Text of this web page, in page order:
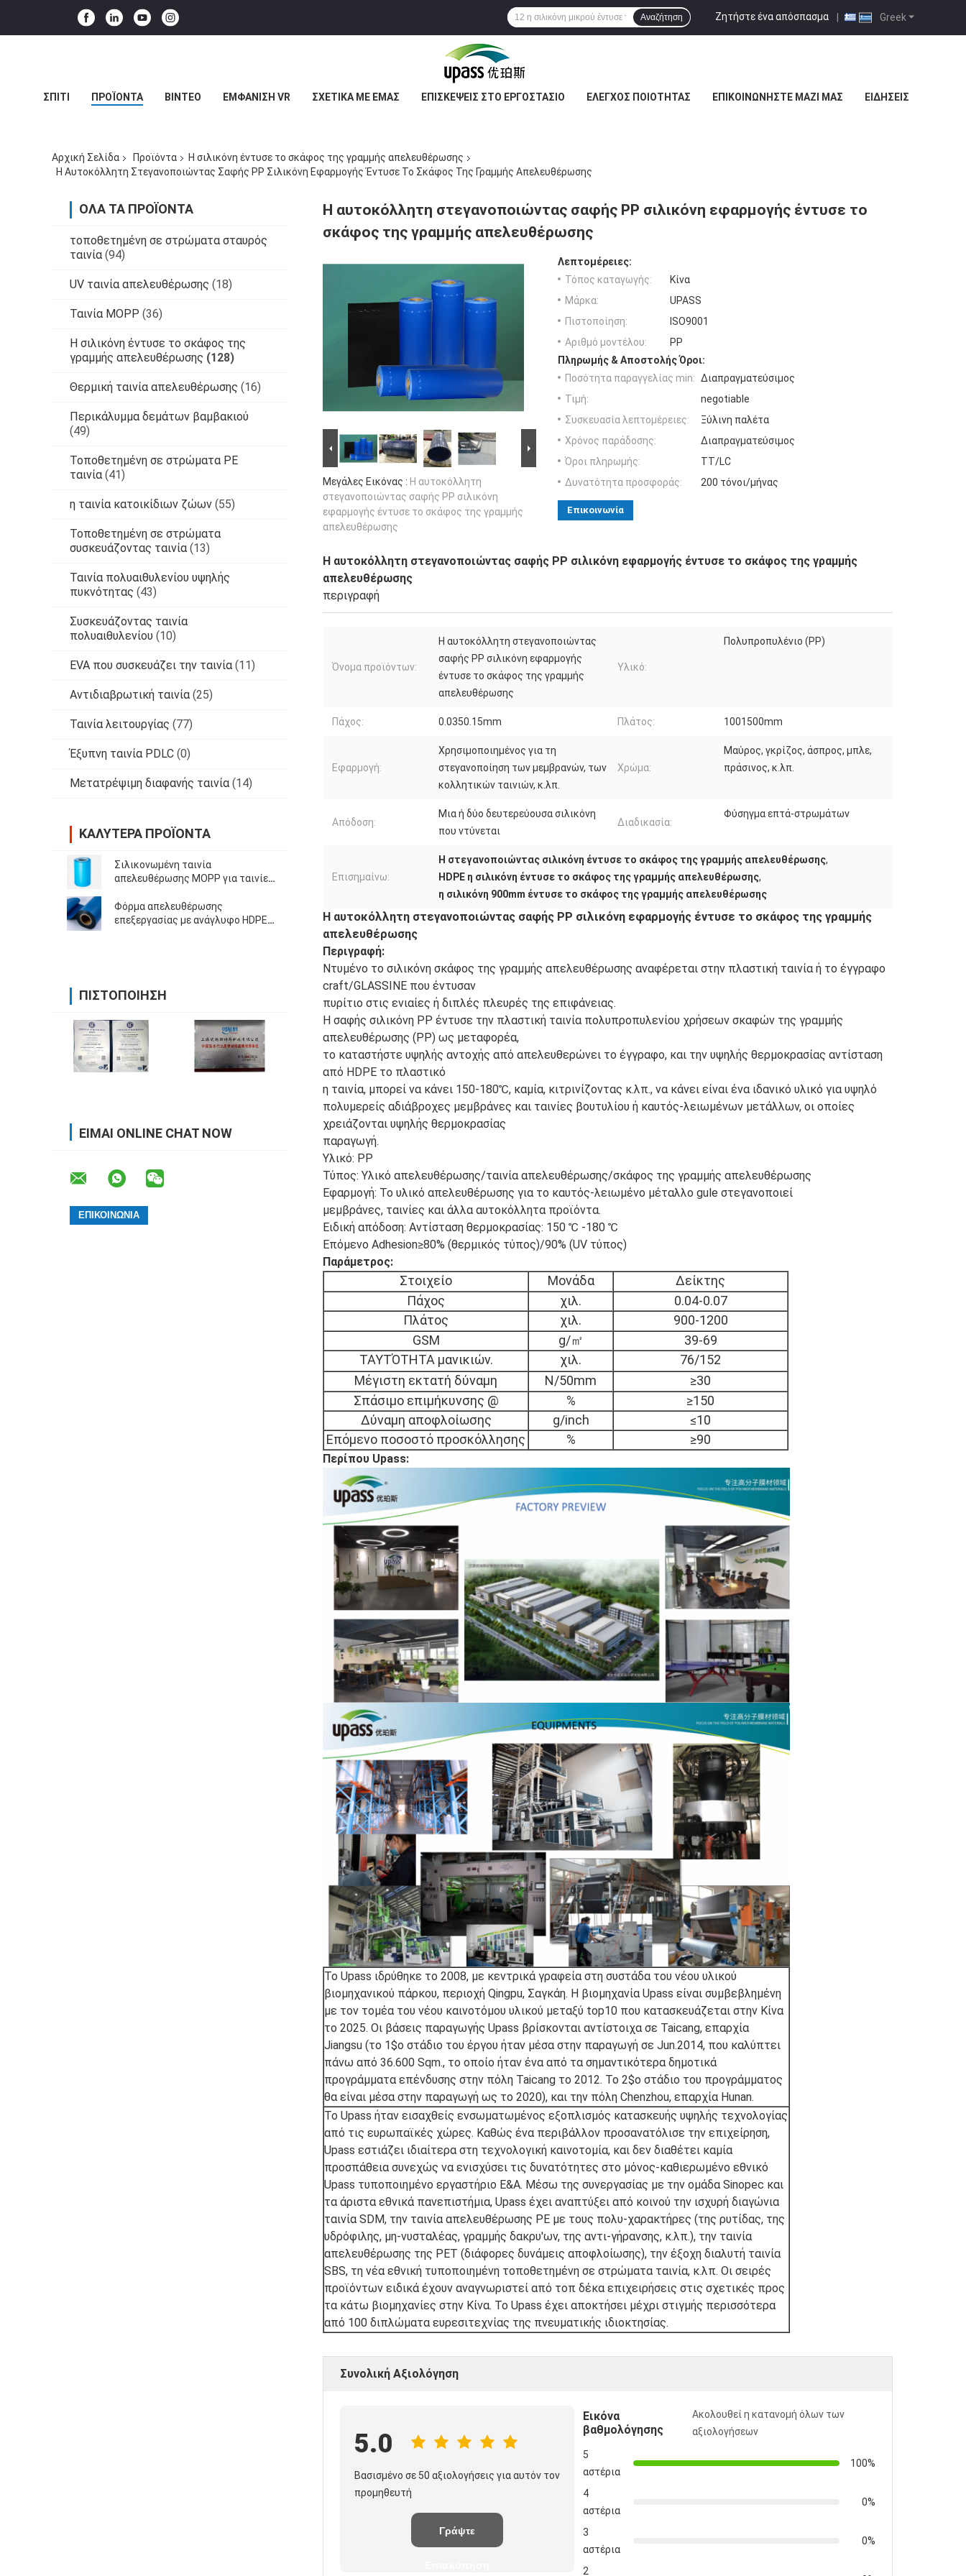
Greek
Ζητήστε ένα απόσπασμα |
Αναζήτηση
ΣΠΊΤΙ ΠΡΟΪΌΝΤΑ ΒΊΝΤΕΟ ΕΜΦΆΝΙΣΗ VR ΣΧΕΤΙΚΆ ΜΕ ΕΜΆΣ ΕΠΙΣΚΈΨΕΙΣ ΣΤΟ ΕΡΓΟΣΤΆΣΙΟ ΈΛΕΓΧΟΣ ΠΟΙΌΤΗΤΑΣ ΕΠΙΚΟΙΝΩΝΉΣΤΕ ΜΑΖΊ ΜΑΣ ΕΙΔΉΣΕΙΣ
Αρχική Σελίδα Προϊόντα
Η σιλικόνη έντυσε το σκάφος της γραμμής απελευθέρωσης
Η Αυτοκόλλητη Στεγανοποιώντας Σαφής PP Σιλικόνη Εφαρμογής Έντυσε Το Σκάφος Της Γραμμής Απελευθέρωσης
ΌΛΑ ΤΑ ΠΡΟΪΌΝΤΑ
τοποθετημένη σε στρώματα σταυρός
ταινία (94)
UV ταινία απελευθέρωσης (18)
Ταινία MOPP (36)
Η σιλικόνη έντυσε το σκάφος της
γραμμής απελευθέρωσης (128)
Θερμική ταινία απελευθέρωσης (16)
Περικάλυμμα δεμάτων βαμβακιού
(49)
Τοποθετημένη σε στρώματα PE
ταινία (41)
η ταινία κατοικίδιων ζώων (55)
Τοποθετημένη σε στρώματα
συσκευάζοντας ταινία (13)
Ταινία πολυαιθυλενίου υψηλής
πυκνότητας (43)
Συσκευάζοντας ταινία
πολυαιθυλενίου (10)
EVA που συσκευάζει την ταινία (11)
Αντιδιαβρωτική ταινία (25)
Ταινία λειτουργίας (77)
Έξυπνη ταινία PDLC (0)
Μετατρέψιμη διαφανής ταινία (14)
ΚΑΛΎΤΕΡΑ ΠΡΟΪΌΝΤΑ
Σιλικονωμένη ταινία
απελευθέρωσης MOPP για ταινίες
Φόρμα απελευθέρωσης
επεξεργασίας με ανάγλυφο HDPE
ΠΙΣΤΟΠΟΊΗΣΗ
ΕΊΜΑΙ ONLINE CHAT NOW
Η αυτοκόλλητη στεγανοποιώντας σαφής PP σιλικόνη εφαρμογής έντυσε το
σκάφος της γραμμής απελευθέρωσης
Μεγάλες Εικόνας : Η αυτοκόλλητη
στεγανοποιώντας σαφής PP σιλικόνη
εφαρμογής έντυσε το σκάφος της γραμμής
απελευθέρωσης
Λεπτομέρειες:
Τόπος καταγωγής:
Κίνα
Μάρκα:
UPASS
Πιστοποίηση:
ISO9001
Αριθμό μοντέλου:
PP
Πληρωμής & Αποστολής Όροι:
Ποσότητα παραγγελίας min: Διαπραγματεύσιμος
Τιμή:
negotiable
Συσκευασία λεπτομέρειες:
Ξύλινη παλέτα
Χρόνος παράδοσης:
Διαπραγματεύσιμος
Όροι πληρωμής:
TT/LC
Δυνατότητα προσφοράς:
200 τόνοι/μήνας
Επικοινωνία
Η αυτοκόλλητη στεγανοποιώντας σαφής PP σιλικόνη εφαρμογής έντυσε το σκάφος της γραμμής
απελευθέρωσης
περιγραφή
Όνομα προϊόντων:
Η αυτοκόλλητη στεγανοποιώντας
σαφής PP σιλικόνη εφαρμογής
έντυσε το σκάφος της γραμμής
απελευθέρωσης
Υλικό:
Πολυπροπυλένιο (PP)
Πάχος: 0.0350.15mm Πλάτος: 1001500mm
Εφαρμογή:
Χρησιμοποιημένος για τη
στεγανοποίηση των μεμβρανών, των
κολλητικών ταινιών, κ.λπ.
Χρώμα:
Μαύρος, γκρίζος, άσπρος, μπλε,
πράσινος, κ.λπ.
Απόδοση:
Μια ή δύο δευτερεύουσα σιλικόνη
που ντύνεται
Διαδικασία:
Φύσηγμα επτά-στρωμάτων
Επισημαίνω:
Η στεγανοποιώντας σιλικόνη έντυσε το σκάφος της γραμμής απελευθέρωσης,
HDPE η σιλικόνη έντυσε το σκάφος της γραμμής απελευθέρωσης,
η σιλικόνη 900mm έντυσε το σκάφος της γραμμής απελευθέρωσης
Η αυτοκόλλητη στεγανοποιώντας σαφής PP σιλικόνη εφαρμογής έντυσε το σκάφος της γραμμής
απελευθέρωσης
Περιγραφή:
Ντυμένο το σιλικόνη σκάφος της γραμμής απελευθέρωσης αναφέρεται στην πλαστική ταινία ή το έγγραφο
craft/GLASSINE που έντυσαν
πυρίτιο στις ενιαίες ή διπλές πλευρές της επιφάνειας.
Η σαφής σιλικόνη PP έντυσε την πλαστική ταινία πολυπροπυλενίου χρήσεων σκαφών της γραμμής
απελευθέρωσης (PP) ως μεταφορέα,
το καταστήστε υψηλής αντοχής από απελευθερώνει το έγγραφο, και την υψηλής θερμοκρασίας αντίσταση
από HDPE το πλαστικό
η ταινία, μπορεί να κάνει 150-180℃, καμία, κιτρινίζοντας κ.λπ., να κάνει είναι ένα ιδανικό υλικό για υψηλό
πολυμερείς αδιάβροχες μεμβράνες και ταινίες βουτυλίου ή καυτός-λειωμένων μετάλλων, οι οποίες
χρειάζονται υψηλής θερμοκρασίας
παραγωγή.
Υλικό: PP
Τύπος: Υλικό απελευθέρωσης/ταινία απελευθέρωσης/σκάφος της γραμμής απελευθέρωσης
Εφαρμογή: Το υλικό απελευθέρωσης για το καυτός-λειωμένο μέταλλο gule στεγανοποιεί
μεμβράνες, ταινίες και άλλα αυτοκόλλητα προϊόντα.
Ειδική απόδοση: Αντίσταση θερμοκρασίας: 150 ℃ -180 ℃
Επόμενο Adhesion≥80% (θερμικός τύπος)/90% (UV τύπος)
Παράμετρος:
Στοιχείο Μονάδα
Δείκτης
Πάχος
χιλ.
0.04-0.07
Πλάτος
χιλ.
900-1200
GSM
g/㎡
39-69
ΤΑΥΤΌΤΗΤΑ μανικιών.
χιλ.
76/152
Μέγιστη εκτατή δύναμη
N/50mm
≥30
Σπάσιμο επιμήκυνσης @
%
≥150
Δύναμη αποφλοίωσης
g/inch
≤10
Επόμενο ποσοστό προσκόλλησης
% ≥90
Περίπου Upass:
Το Upass ιδρύθηκε το 2008, με κεντρικά γραφεία στη συστάδα του νέου υλικού
βιομηχανικού πάρκου, περιοχή Qingpu, Σαγκάη. Η βιομηχανία Upass είναι συμβεβλημένη
με τον τομέα του νέου καινοτόμου υλικού μεταξύ top10 που κατασκευάζεται στην Κίνα
το 2025. Οι βάσεις παραγωγής Upass βρίσκονται αντίστοιχα σε Taicang, επαρχία
Jiangsu (το 1$ο στάδιο του έργου ήταν μέσα στην παραγωγή σε Jun.2014, που καλύπτει
πάνω από 36.600 Sqm., το οποίο ήταν ένα από τα σημαντικότερα δημοτικά
προγράμματα επένδυσης στην πόλη Taicang το 2012. Το 2$ο στάδιο του προγράμματος
θα είναι μέσα στην παραγωγή ως το 2020), και την πόλη Chenzhou, επαρχία Hunan.
Το Upass ήταν εισαχθείς ενσωματωμένος εξοπλισμός κατασκευής υψηλής τεχνολογίας
από τις ευρωπαϊκές χώρες. Καθώς ένα περιβάλλον προσανατόλισε την επιχείρηση,
Upass εστιάζει ιδιαίτερα στη τεχνολογική καινοτομία, και δεν διαθέτει καμία
προσπάθεια συνεχώς να ενισχύσει τις δυνατότητες στο μόνος-καθιερωμένο εθνικό
Upass τυποποιημένο εργαστήριο Ε&Α. Μέσω της συνεργασίας με την ομάδα Sinopec και
τα άριστα εθνικά πανεπιστήμια, Upass έχει αναπτύξει από κοινού την ισχυρή διαγώνια
ταινία SDM, την ταινία απελευθέρωσης PE με τους πολυ-χαρακτήρες (της ρυτίδας, της
υδρόφιλης, μη-νυσταλέας, γραμμής δακρυ'ων, της αντι-γήρανσης, κ.λπ.), την ταινία
απελευθέρωσης της PET (διάφορες δυνάμεις αποφλοίωσης), την έξοχη διαλυτή ταινία
SBS, τη νέα εθνική τυποποιημένη τοποθετημένη σε στρώματα ταινία, κ.λπ. Οι σειρές
προϊόντων ειδικά έχουν αναγνωριστεί από τοπ δέκα επιχειρήσεις στις σχετικές προς
τα κάτω βιομηχανίες στην Κίνα. Το Upass έχει αποκτήσει μέχρι στιγμής περισσότερα
από 100 διπλώματα ευρεσιτεχνίας της πνευματικής ιδιοκτησίας.
Συνολική Αξιολόγηση
5.0
Βασισμένο σε 50 αξιολογήσεις για αυτόν τον
προμηθευτή
Γράψτε
Εικόνα
βαθμολόγησης
Ακολουθεί η κατανομή όλων των
αξιολογήσεων
5
αστέρια
100%
4
αστέρια
0%
3
αστέρια
0%
2